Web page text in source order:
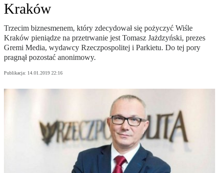
Kraków
Trzecim biznesmenem, który zdecydował się pożyczyć Wiśle
Kraków pieniądze na przetrwanie jest Tomasz Jażdzyński, prezes
Gremi Media, wydawcy Rzeczpospolitej i Parkietu. Do tej pory
pragnął pozostać anonimowy.
Publikacja: 14.01.2019 22:16